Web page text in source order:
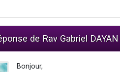
de Rav Gabriel DAYAN
Bonjour,